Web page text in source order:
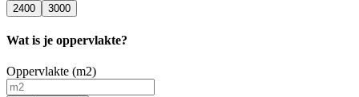
2400 3000
Wat is je oppervlakte?
Oppervlakte (m2)